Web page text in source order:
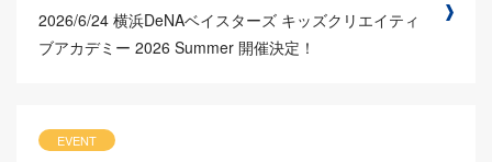
2026/6/24 横浜DeNAベイスターズ キッズクリエイティ
ブアカデミー 2026 Summer 開催決定！
EVENT